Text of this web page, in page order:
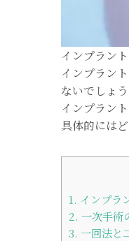
インプラン
インプラン
ないでしょ
インプラン
具体的には
1. インプラ
2. 一次手術
3. 一回法と